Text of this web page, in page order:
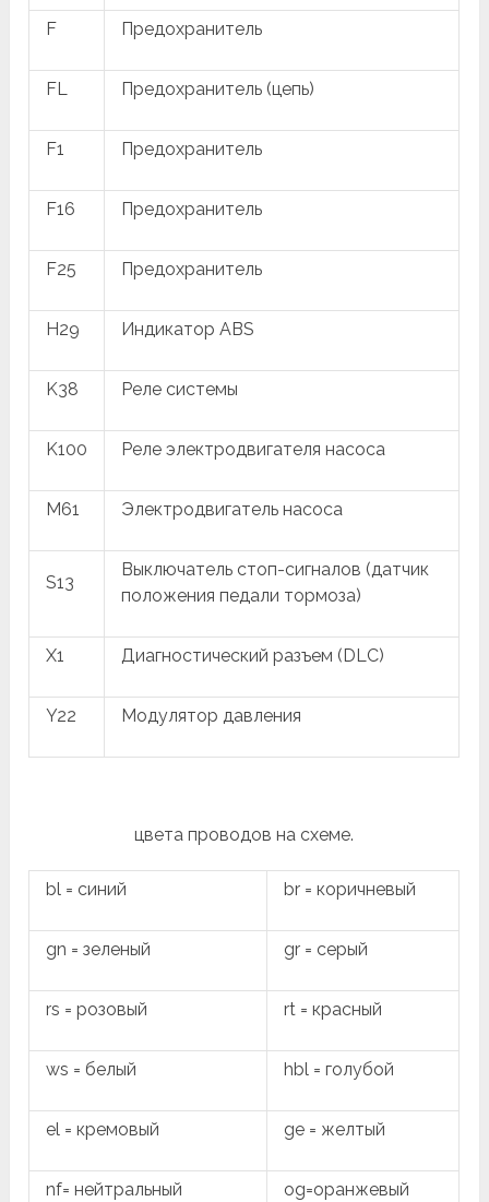
F Предохранитель
FL Предохранитель (цепь)
F1 Предохранитель
F16 Предохранитель
F25 Предохранитель
H29 Индикатор ABS
K38 Реле системы
K100 Реле электродвигателя насоса
M61 Электродвигатель насоса
S13
Выключатель стоп-сигналов (датчик
положения педали тормоза)
X1 Диагностический разъем (DLC)
Y22 Модулятор давления
цвета проводов на схеме.
bl = синий br = коричневый
gn = зеленый gr = серый
rs = розовый rt = красный
ws = белый hbl = голубой
el = кремовый ge = желтый
nf= нейтральный og=оранжевый